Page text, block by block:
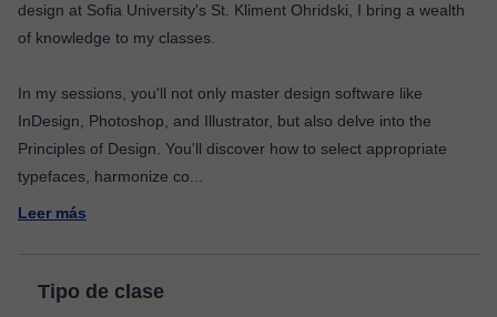
design at Sofia University's St. Kliment Ohridski, I bring a wealth
of knowledge to my classes.
In my sessions, you'll not only master design software like
InDesign, Photoshop, and Illustrator, but also delve into the
Principles of Design. You'll discover how to select appropriate
typefaces, harmonize co
Leer más
Tipo de clase